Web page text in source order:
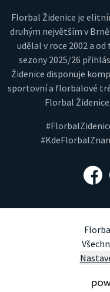
Florbal Židenice je
druhým největším v
udělal v roce 2002 a
sezony 2025/26
Židenice disponuje
sportovní a florbalové
Florbal